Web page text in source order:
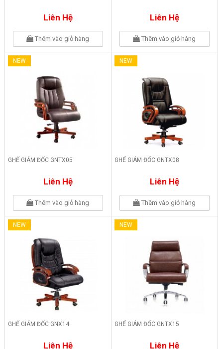
Liên Hệ
Thêm vào giỏ hàng
Liên Hệ
Thêm vào giỏ hàng
NEW
GHẾ GIÁM ĐỐC GNTX05
Liên Hệ
Thêm vào giỏ hàng
NEW
GHẾ GIÁM ĐỐC GNTX08
Liên Hệ
Thêm vào giỏ hàng
NEW
GHẾ GIÁM ĐỐC GNX14
Liên Hệ
NEW
GHẾ GIÁM ĐỐC GNTX15
Liên Hệ